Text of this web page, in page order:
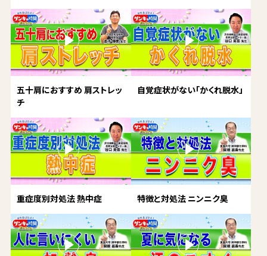
五十肩におすすめ 肩ストレッ
チ
自覚症状がない「かくれ脱水」
重症度別対処法 熱中症 特徴と対処法 ニンニク臭